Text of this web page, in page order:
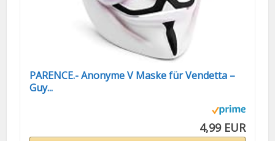
PARENCE.- Anonyme V Maske für Vendetta –
Guy...
4,99 EUR